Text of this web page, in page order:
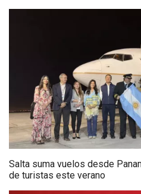
Salta suma vuelos desde
de turistas este verano